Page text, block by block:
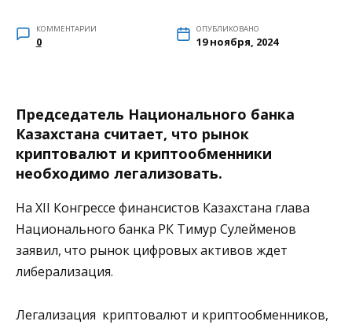
КОММЕНТАРИИ
0
ОПУБЛИКОВАНО
19 ноября, 2024
Председатель Национального банка
Казахстана считает, что рынок
криптовалют и криптообменники
необходимо легализовать.
На XII Конгрессе финансистов Казахстана глава
Национального банка РК Тимур Сулейменов
заявил, что рынок цифровых активов ждет
либерализация.
Легализация криптовалют и криптообменников,